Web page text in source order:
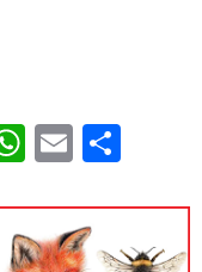
WhatsApp
Email